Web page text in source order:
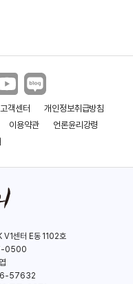
파과
고객센터
개인정보취급방침
이용약관
언론윤리강령
V1센터 E동 1102호
0500
57632